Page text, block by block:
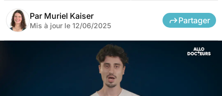
Par Muriel Kaiser
Mis à jour le 12/06/2025
Partager